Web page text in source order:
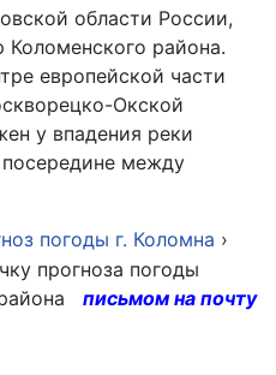
области России,
района.
европейской части
Окской
у впадения реки
между
погоды г. Коломна ›
прогноза погоды
письмом на почту